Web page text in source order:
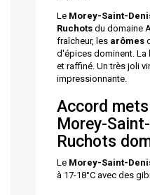
LeMorey-Saint-
Ruchotsdu domaine
fraîcheur, les arômes
d'épices dominent. La
et raffiné. Un très joli
impressionnante.
Accord
Morey-
Ruchots
LeMorey-Saint-
à 17-18°C avec des